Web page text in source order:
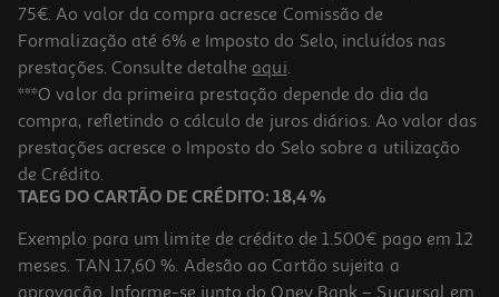
Champo Soflow Porosidade Média Frizz 400ml
12.73 €/Lt
Price reduced from
6,79 €to
5,09 €
Promoção
75€. Ao valor da compra acresce Comissão de
Formalização até 6% e Imposto do Selo, incluídos nas
prestações. Consulte detalhe aqui.
***O valor da primeira prestação depende do dia da
compra, refletindo o cálculo de juros diários. Ao valor das
prestações acresce o Imposto do Selo sobre a utilização
de Crédito.
TAEG DO CARTÃO DE CRÉDITO: 18,4 %
Exemplo para um limite de crédito de 1.500€ pago em 12
meses. TAN 17,60 %. Adesão ao Cartão sujeita a
aprovação. Informe-se junto do Oney Bank – Sucursal em